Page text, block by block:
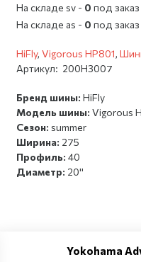
На складе sv - 0 под
На складе as - 0 под
HiFly,Vigorous HP801,
Артикул: 200H3007
Бренд шины:HiFly
Модель шины:Vigorous
Сезон: summer
Ширина: 275
Профиль:40
Диаметр: 20''
Yokohama